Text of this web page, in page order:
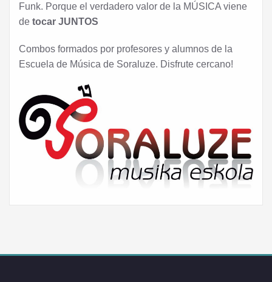
Funk. Porque el verdadero valor de la MÚSICA viene
de tocar JUNTOS
Combos formados por profesores y alumnos de la
Escuela de Música de Soraluze. Disfrute cercano!